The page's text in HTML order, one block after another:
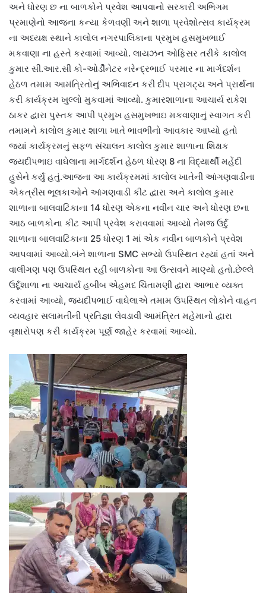
અને ધોરણ છ ના બાળકોને પ્રવેશ આપવાનો સરકારી અભિગમ
પ્રમાણેનો આજના કન્યા કેળવણી અને શાળા પ્રવેશોત્સવ કાર્યક્રમ
ના અધ્યક્ષ સ્થાને કાલોલ નગરપાલિકાના પ્રમુખ હસમુખભાઈ
મકવાણા ના હસ્તે કરવામાં આવ્યો. લાયઝન ઓફિસર તરીકે કાલોલ
કુમાર સી.આર.સી કો-ઓર્ડીનેટર નરેન્દ્રભાઈ પરમાર ના માર્ગદર્શન
હેઠળ તમામ આમંત્રિતોનું અભિવાદન કરી દીપ પ્રાગટ્ય અને પ્રાર્થના
કરી કાર્યક્રમ ખુલ્લો મુકવામાં આવ્યો. કુમારશાળાના આચાર્ય રાકેશ
ઠાકર દ્વારા પુસ્તક આપી પ્રમુખ હસમુખભાઇ મકવાણાનું સ્વાગત કરી
તમામને કાલોલ કુમાર શાળા ખાતે ભાવભીનો આવકાર આપ્યો હતો
જ્યાં કાર્યક્રમનું સફળ સંચાલન કાલોલ કુમાર શાળાના શિક્ષક
જયદીપભાઇ વાઘેલાના માર્ગદર્શન હેઠળ ધોરણ 8 ના વિદ્યાર્થી મહેંદી
હુસેને કર્યું હતું.આજના આ કાર્યક્રમમાં કાલોલ ખાતેની આંગણવાડીના
એકત્રીસ ભૂલકાઓને આંગણવાડી કીટ દ્વારા અને કાલોલ કુમાર
શાળાના બાલવાટિકાના 14 ધોરણ એકના નવીન ચાર અને ધોરણ છના
આઠ બાળકોના કીટ આપી પ્રવેશ કરાવવામાં આવ્યો તેમજ ઉર્દુ
શાળાના બાલવાટિકાના 25 ધોરણ 1 માં એક નવીન બાળકોને પ્રવેશ
આપવામાં આવ્યો.બંને શાળાના SMC સભ્યો ઉપસ્થિત રહ્યાં હતાં અને
વાલીગણ પણ ઉપસ્થિત રહી બાળકોના આ ઉત્સવને માણ્યો હતો.છેલ્લે
ઉર્દૂશાળા ના આચાર્ય હબીબ એહમદ ચિંતામણી દ્વારા આભાર વ્યક્ત
કરવામાં આવ્યો, જયદીપભાઈ વાઘેલાએ તમામ ઉપસ્થિત લોકોને વાહન
વ્યવહાર સલામતીની પ્રતિજ્ઞા લેવડાવી આમંત્રિત મહેમાનો દ્વારા
વૃક્ષારોપણ કરી કાર્યક્રમ પૂર્ણ જાહેર કરવામાં આવ્યો.